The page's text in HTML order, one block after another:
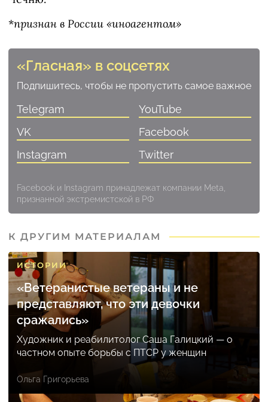
*признан в России «иноагентом»
«Гласная» в соцсетях
Подпишитесь, чтобы не пропустить самое важное
Telegram
YouTube
VK
Facebook
Instagram
Twitter
Facebook и Instagram принадлежат компании Meta,
признанной экстремистской в РФ
К ДРУГИМ МАТЕРИАЛАМ
ИСТОРИИ
«Ветеранистые ветераны и не
представляют, что эти девочки
сражались»
Художник и реабилитолог Саша Галицкий — о
частном опыте борьбы с ПТСР у женщин
Ольга Григорьева